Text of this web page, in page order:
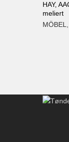
IN
HAY,
meliert
MÖBEL,